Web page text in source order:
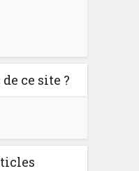
ce site ?